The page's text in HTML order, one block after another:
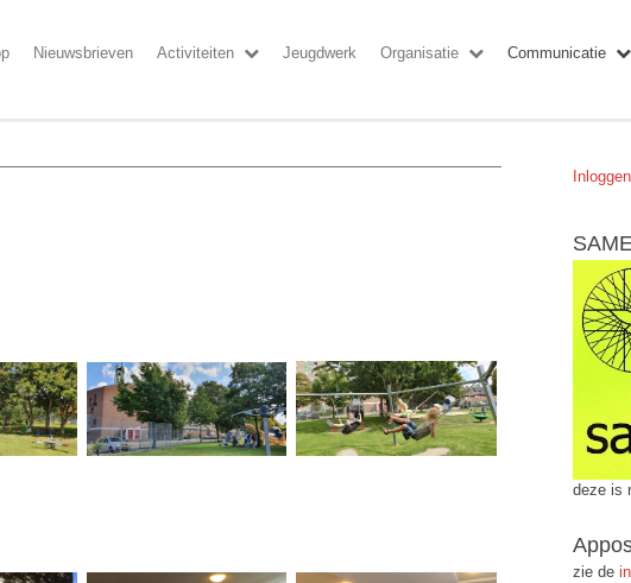
Nieuwsbrieven Activiteiten Jeugdwerk Organisatie Communicatie
Inloggen
deze is
zie de